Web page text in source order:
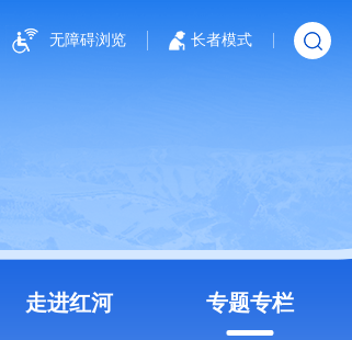
无障碍浏览 长者模式
走进红河 专题专栏